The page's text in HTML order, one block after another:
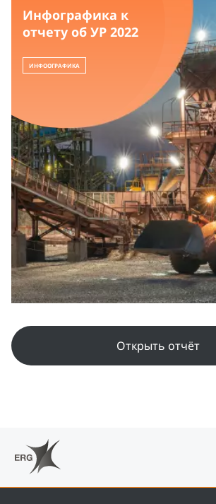
Инфографика к
отчету об УР 2022
ИНФООГРАФИКА
Открыть отчёт